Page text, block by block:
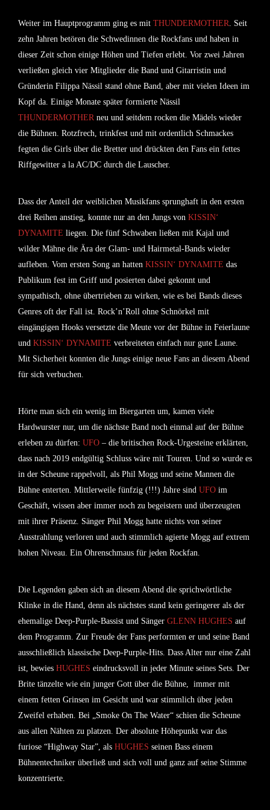
Weiter im Hauptprogramm ging es mit THUNDERMOTHER. Seit
zehn Jahren betören die Schwedinnen die Rockfans und haben in
dieser Zeit schon einige Höhen und Tiefen erlebt. Vor zwei Jahren
verließen gleich vier Mitglieder die Band und Gitarristin und
Gründerin Filippa Nässil stand ohne Band, aber mit vielen Ideen im
Kopf da. Einige Monate später formierte Nässil
THUNDERMOTHERneu und seitdem rocken die Mädels wieder
die Bühnen. Rotzfrech, trinkfest und mit ordentlich Schmackes
fegten die Girls über die Bretter und drückten den Fans ein fettes
Riffgewitter a la AC/DC durch die Lauscher.
Dass der Anteil der weiblichen Musikfans sprunghaft in den ersten
drei Reihen anstieg, konnte nur an den Jungs von KISSIN‘
DYNAMITE liegen. Die fünf Schwaben ließen mit Kajal und
wilder Mähne die Ära der Glam- und Hairmetal-Bands wieder
aufleben. Vom ersten Song an hatten KISSIN‘ DYNAMITE das
Publikum fest im Griff und posierten dabei gekonnt und
sympathisch, ohne übertrieben zu wirken, wie es bei Bands dieses
Genres oft der Fall ist. Rock’n’Roll ohne Schnörkel mit
eingängigen Hooks versetzte die Meute vor der Bühne in Feierlaune
und KISSIN‘ DYNAMITE verbreiteten einfach nur gute Laune.
Mit Sicherheit konnten die Jungs einige neue Fans an diesem Abend
für sich verbuchen.
Hörte man sich ein wenig im Biergarten um, kamen viele
Hardwurster nur, um die nächste Band noch einmal auf der Bühne
erleben zu dürfen: UFO – die britischen Rock-Urgesteine erklärten,
dass nach 2019 endgültig Schluss wäre mit Touren. Und so wurde es
in der Scheune rappelvoll, als Phil Mogg und seine Mannen die
Bühne enterten. Mittlerweile fünfzig (!!!) Jahre sind UFO im
Geschäft, wissen aber immer noch zu begeistern und überzeugten
mit ihrer Präsenz. Sänger Phil Mogg hatte nichts von seiner
Ausstrahlung verloren und auch stimmlich agierte Mogg auf extrem
hohen Niveau. Ein Ohrenschmaus für jeden Rockfan.
Die Legenden gaben sich an diesem Abend die sprichwörtliche
Klinke in die Hand, denn als nächstes stand kein geringerer als der
ehemalige Deep-Purple-Bassist und Sänger GLENN HUGHES auf
dem Programm. Zur Freude der Fans performten er und seine Band
ausschließlich klassische Deep-Purple-Hits. Dass Alter nur eine Zahl
ist, bewies HUGHES eindrucksvoll in jeder Minute seines Sets. Der
Brite tänzelte wie ein junger Gott über die Bühne, immer mit
einem fetten Grinsen im Gesicht und war stimmlich über jeden
Zweifel erhaben. Bei „Smoke On The Water“ schien die Scheune
aus allen Nähten zu platzen. Der absolute Höhepunkt war das
furiose “Highway Star”, als HUGHES seinen Bass einem
Bühnentechniker überließ und sich voll und ganz auf seine Stimme
konzentrierte.